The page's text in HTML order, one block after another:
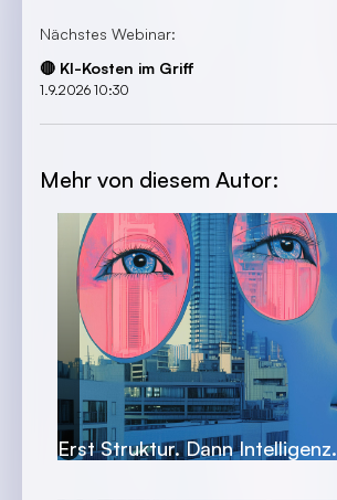
Nächstes Webinar:
🔴 KI-Kosten im Griff
1.9.2026 10:30
Mehr von diesem Autor:
Erst Struktur. Dann Intelligenz.